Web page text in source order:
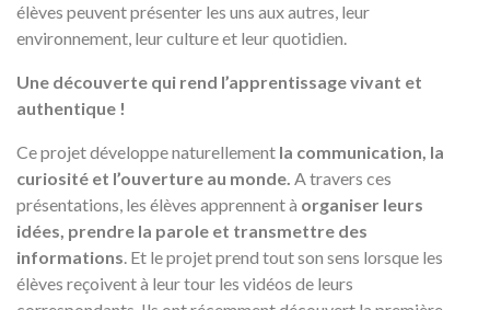
élèves peuvent présenter les uns aux autres, leur
environnement, leur culture et leur quotidien.
Une découverte qui rend l’apprentissage vivant et
authentique !
Ce projet développe naturellement la communication, la
curiosité et l’ouverture au monde. A travers ces
présentations, les élèves apprennent à organiser leurs
idées, prendre la parole et transmettre des
informations. Et le projet prend tout son sens lorsque les
élèves reçoivent à leur tour les vidéos de leurs